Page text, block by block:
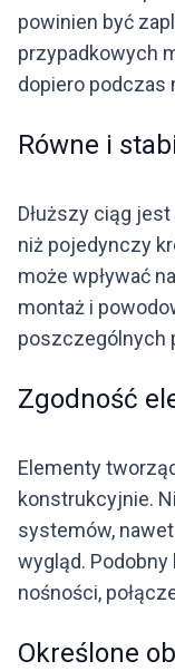
powinien być
przypadkowych
dopiero podczas
Równe i
Dłuższy ciąg
niż pojedynczy
może wpływać
montaż i
poszczególnych
Zgodność
Elementy
konstrukcyjnie.
systemów,
wygląd.
nośności,
Określone